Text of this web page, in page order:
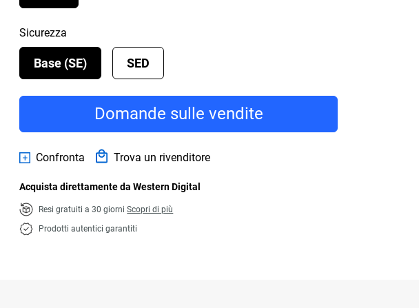
Sicurezza
Base (SE) SED
Domande sulle vendite
Confronta Trova un rivenditore
Acquista direttamente da Western Digital
Resi gratuiti a 30 giorniScopri di più
Prodotti autentici garantiti